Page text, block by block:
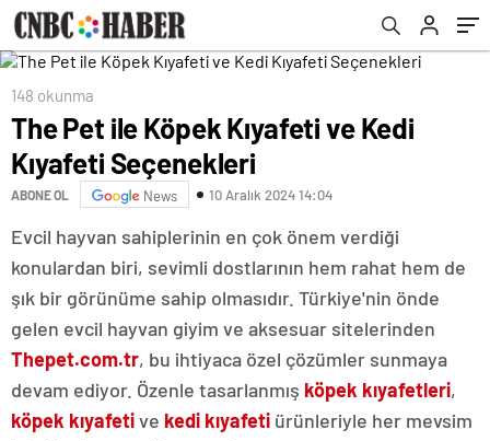
148 okunma
The Pet ile Köpek Kıyafeti ve Kedi
Kıyafeti Seçenekleri
ABONE OL News 10 Aralık 2024 14:04
Evcil hayvan sahiplerinin en çok önem verdiği
konulardan biri, sevimli dostlarının hem rahat hem de
şık bir görünüme sahip olmasıdır. Türkiye'nin önde
gelen evcil hayvan giyim ve aksesuar sitelerinden
Thepet.com.tr, bu ihtiyaca özel çözümler sunmaya
devam ediyor. Özenle tasarlanmış köpek kıyafetleri,
köpek kıyafetive kedi kıyafeti ürünleriyle her mevsim